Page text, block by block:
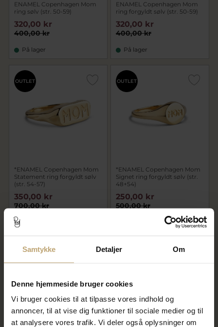
Samtykke Detaljer Om
Denne hjemmeside bruger cookies
Vi bruger cookies til at tilpasse vores indhold og
annoncer, til at vise dig funktioner til sociale medier og til
at analysere vores trafik. Vi deler også oplysninger om
ENAMEL Copenhagen Mom
ring sølv (str. 50-59)
400,00 kr
320,00 kr
På lager
ENAMEL Copenhagen Mom
ring forgyldt sølv (str. 50-59)
400,00 kr
320,00 kr
På lager
OUTLET
*ENAMEL Copenhagen Mom
Statement ring forgyldt sølv
(str. 54-57)
700,00 kr
350,00 kr
OUTLET
*ENAMEL Copenhagen Mom
Signet ring forgyldt sølv (str.
48+54)
500,00 kr
250,00 kr
SALE SALE